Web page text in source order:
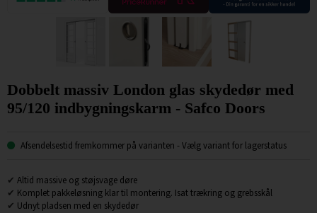
Dobbelt massiv London glas skydedør med
95/120 indbygningskarm - Safco Doors
Afsendelsestid fremkommer på varianten - Vælg variant for lagerstatus
✔ Altid massive og støjsvage døre
✔ Komplet pakkeløsning klar til montering. Isat trækring og grebsskål
✔ Udnyt pladsen med en skydedør